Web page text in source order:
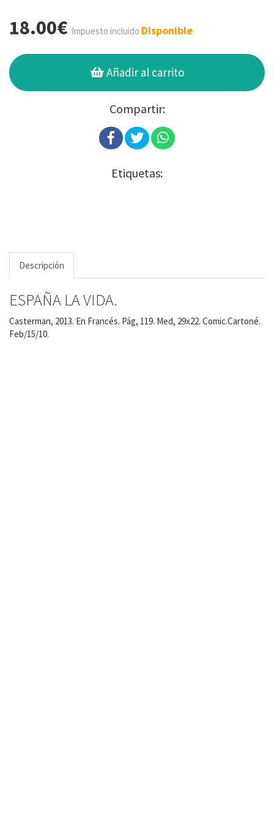
18.00€ Impuesto incluido Disponible
Añadir al carrito
Compartir:
Etiquetas:
Descripción
ESPAÑA LA VIDA.
Casterman, 2013. En Francés. Pág, 119. Med, 29x22. Comic.Cartoné.
Feb/15/10.